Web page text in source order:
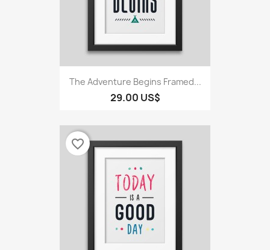
The Adventure Begins Framed...
29.00 US$
favorite_border